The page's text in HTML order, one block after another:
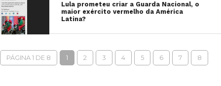
Lula prometeu criar a Guarda Nacional, o
maior exército vermelho da América
Latina?
PÁGINA 1 DE 8 1 2 3 4 5 6 7 8